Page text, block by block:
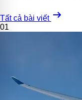
Tất cả bài viết arrow_right_alt
01